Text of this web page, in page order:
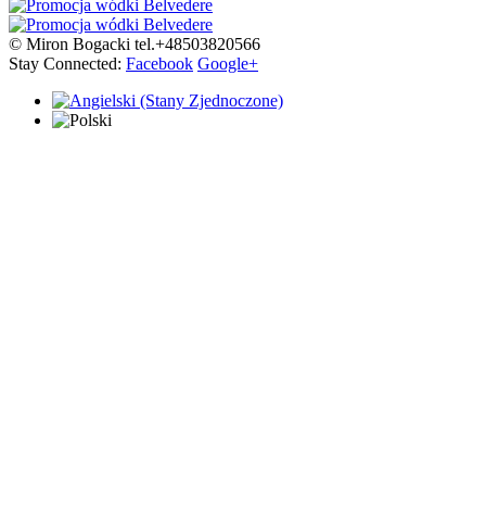
© Miron Bogacki tel.+48503820566
Stay Connected: Facebook Google+